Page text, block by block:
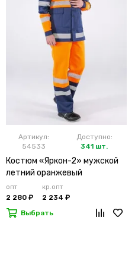
Артикул:
54533
Доступно:
341 шт.
Костюм «Яркон-2» мужской
летний оранжевый
опт
2 280 ₽
кр.опт
2 234 ₽
Выбрать